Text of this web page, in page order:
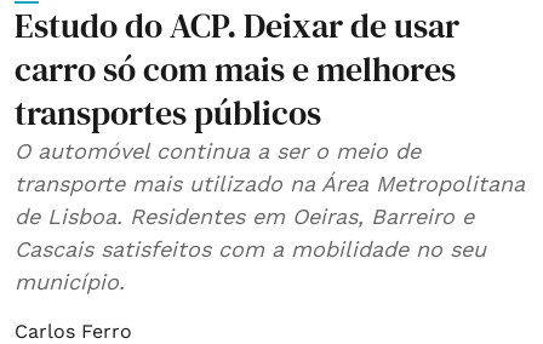
Estudo do ACP. Deixar de usar
carro só com mais e melhores
transportes públicos
O automóvel continua a ser o meio de
transporte mais utilizado na Área Metropolitana
de Lisboa. Residentes em Oeiras, Barreiro e
Cascais satisfeitos com a mobilidade no seu
município.
Carlos Ferro